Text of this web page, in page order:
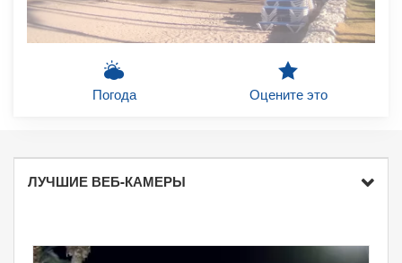
Погода Оцените это
ЛУЧШИЕ ВЕБ-КАМЕРЫ